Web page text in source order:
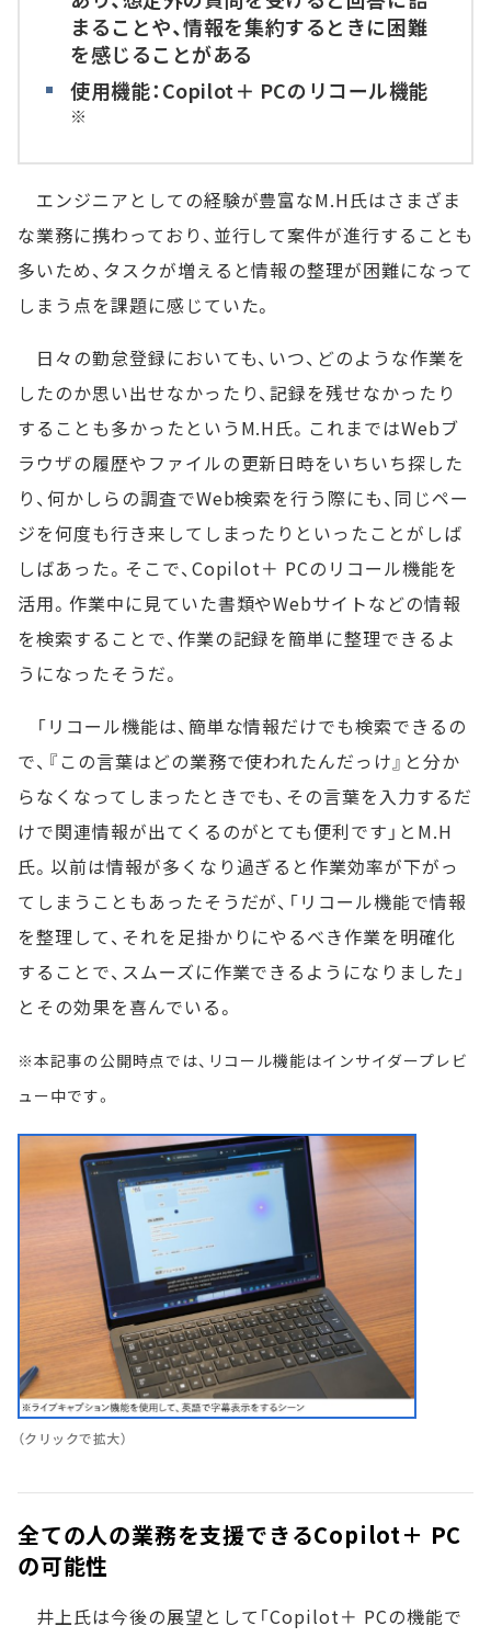
まることや、情報を集約するときに困難
を感じることがある
使用機能：Copilot＋ PCのリコール機能
※
エンジニアとしての経験が豊富なM.H氏はさまざま
な業務に携わっており、並行して案件が進行することも
多いため、タスクが増えると情報の整理が困難になって
しまう点を課題に感じていた。
日々の勤怠登録においても、いつ、どのような作業を
したのか思い出せなかったり、記録を残せなかったり
することも多かったというM.H氏。これまではWebブ
ラウザの履歴やファイルの更新日時をいちいち探した
り、何かしらの調査でWeb検索を行う際にも、同じペー
ジを何度も行き来してしまったりといったことがしば
しばあった。そこで、Copilot＋ PCのリコール機能を
活用。作業中に見ていた書類やWebサイトなどの情報
を検索することで、作業の記録を簡単に整理できるよ
うになったそうだ。
「リコール機能は、簡単な情報だけでも検索できるの
で、『この言葉はどの業務で使われたんだっけ』と分か
らなくなってしまったときでも、その言葉を入力するだ
けで関連情報が出てくるのがとても便利です」とM.H
氏。以前は情報が多くなり過ぎると作業効率が下がっ
てしまうこともあったそうだが、「リコール機能で情報
を整理して、それを足掛かりにやるべき作業を明確化
することで、スムーズに作業できるようになりました」
とその効果を喜んでいる。
※本記事の公開時点では、リコール機能はインサイダープレビ
ュー中です。
（クリックで拡大）
全ての人の業務を支援できるCopilot＋ PC
の可能性
井上氏は今後の展望として「Copilot＋ PCの機能で